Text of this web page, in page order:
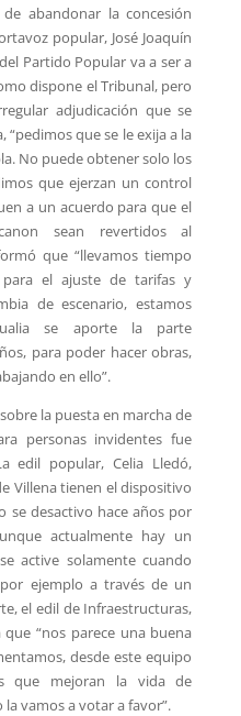
abandonar la concesión
popular, José Joaquín
Partido Popular va a ser a
dispone el Tribunal, pero
adjudicación que se
“pedimos que se le exija a la
No puede obtener solo los
que ejerzan un control
a un acuerdo para que el
sean revertidos al
que “llevamos tiempo
para el ajuste de tarifas y
de escenario, estamos
se aporte la parte
para poder hacer obras,
en ello”.
la puesta en marcha de
personas invidentes fue
edil popular, Celia Lledó,
Villena tienen el dispositivo
se desactivo hace años por
actualmente hay un
active solamente cuando
ejemplo a través de un
el edil de Infraestructuras,
“nos parece una buena
desde este equipo
que mejoran la vida de
vamos a votar a favor”.